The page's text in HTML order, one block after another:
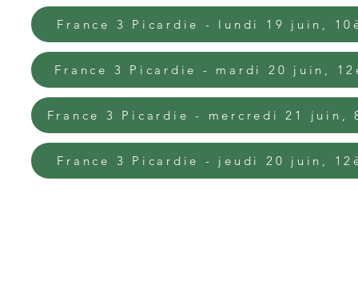
France 3 Picardie - lundi 19 juin,
France 3 Picardie - mardi 20 juin,
France 3 Picardie - mercredi 21 juin,
France 3 Picardie - jeudi 20 juin,